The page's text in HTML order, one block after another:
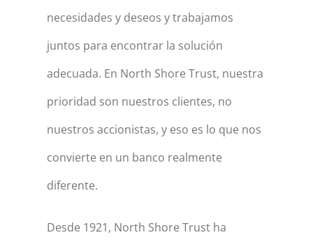
necesidades y deseos y trabajamos
juntos para encontrar la solución
adecuada. En North Shore Trust, nuestra
prioridad son nuestros clientes, no
nuestros accionistas, y eso es lo que nos
convierte en un banco realmente
diferente.
Desde 1921, North Shore Trust ha